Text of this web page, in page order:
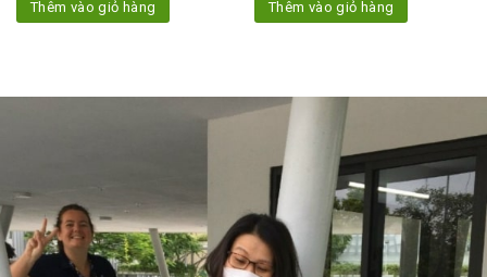
Thêm vào giỏ hàng Thêm vào giỏ hàng